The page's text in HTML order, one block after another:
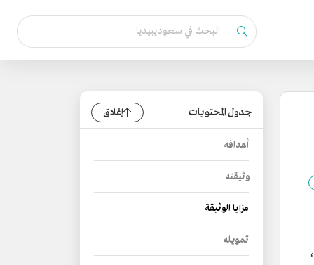
،
جدول المحتويات إغلاق
أهدافه
وثيقته
مزايا الوثيقة
تمويله